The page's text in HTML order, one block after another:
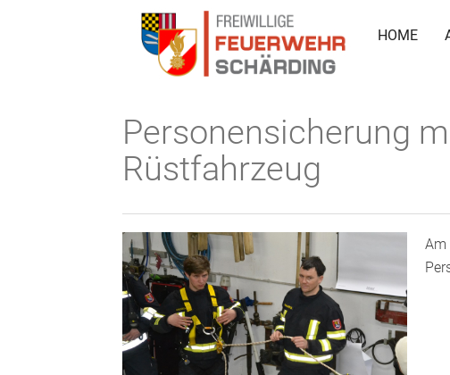
HOME
Personensicherung
Rüstfahrzeug
Am